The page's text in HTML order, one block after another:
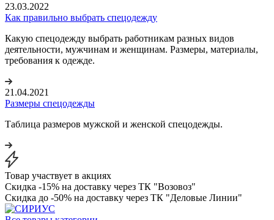
23.03.2022
Как правильно выбрать спецодежду
Какую спецодежду выбрать работникам разных видов
деятельности, мужчинам и женщинам. Размеры, материалы,
требования к одежде.
21.04.2021
Размеры спецодежды
Таблица размеров мужской и женской спецодежды.
Товар участвует в акциях
Скидка -15% на доставку через ТК "Возовоз"
Скидка до -50% на доставку через ТК "Деловые Линии"